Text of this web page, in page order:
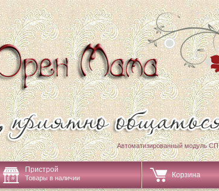
Автоматизированный модуль СП
Пристрой
Товары в наличии Корзина